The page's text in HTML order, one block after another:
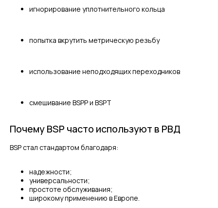
игнорирование уплотнительного кольца
попытка вкрутить метрическую резьбу
использование неподходящих переходников
смешивание BSPP и BSPT
Почему BSP часто используют в РВД
BSP стал стандартом благодаря:
надежности;
универсальности;
простоте обслуживания;
широкому применению в Европе.